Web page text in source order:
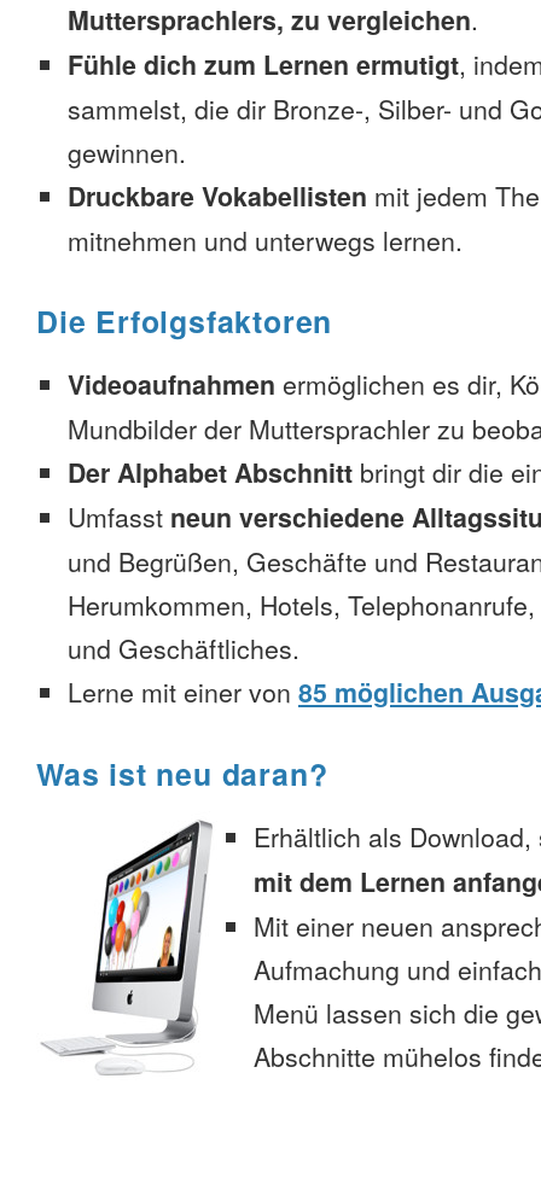
Muttersprachlers, zu vergleichen.
Fühle dich zum Lernen ermutigt,
sammelst, die dir Bronze-, Silber- und
gewinnen.
Druckbare Vokabellisten mit jedem
mitnehmen und unterwegs lernen.
Die Erfolgsfaktoren
Videoaufnahmen ermöglichen es dir,
Mundbilder der Muttersprachler zu
Der Alphabet Abschnitt bringt dir die
Umfasst neun verschiedene
und Begrüßen, Geschäfte und
Herumkommen, Hotels,
und Geschäftliches.
Lerne mit einer von 85 möglichen
Was ist neu daran?
Erhältlich als
mit dem Lernen
Mit einer neuen
Aufmachung und
Menü lassen sich die
Abschnitte mühelos